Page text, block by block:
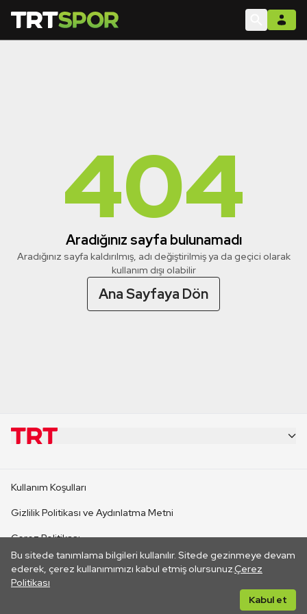
404
Aradığınız sayfa bulunamadı
Aradığınız sayfa kaldırılmış, adı değiştirilmiş ya da geçici olarak
kullanım dışı olabilir
Ana Sayfaya Dön
Bu sitede tanımlama bilgileri kullanılır. Sitede gezinmeye devam
ederek, çerez kullanımımızı kabul etmiş olursunuz.Çerez
Politikası
Kabul et
CANLI YAYINLAR
Kullanım Koşulları
Gizlilik Politikası ve Aydınlatma Metni
Çerez Politikası
İletişim
Her hakkı saklıdır. ©2026 TRT. Bağlantı yoluyla gidilen dış